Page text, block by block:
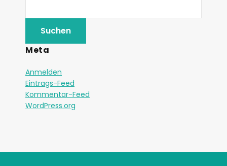
Meta
Anmelden
Eintrags-Feed
Kommentar-Feed
WordPress.org